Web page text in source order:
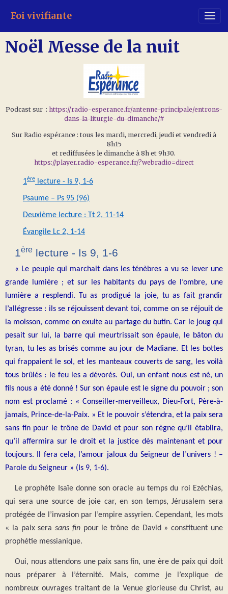
Foi vivifiante
Noël Messe de la nuit
Podcast sur : https://radio-esperance.fr/antenne-principale/entrons-
dans-la-liturgie-du-dimanche/#
Sur Radio espérance : tous les mardi, mercredi, jeudi et vendredi à
8h15
et rediffusées le dimanche à 8h et 9h30.
https://player.radio-esperance.fr/?webradio=direct
1èrelecture - Is 9, 1-6
Psaume – Ps 95 (96)
Deuxième lecture : Tt 2, 11-14
Évangile Lc 2, 1-14
1èrelecture - Is 9, 1-6
« Le peuple qui marchait dans les ténèbres a vu se lever une
grande lumière ; et sur les habitants du pays de l’ombre, une
lumière a resplendi. Tu as prodigué la joie, tu as fait grandir
l’allégresse : ils se réjouissent devant toi, comme on se réjouit de
la moisson, comme on exulte au partage du butin. Car le joug qui
pesait sur lui, la barre qui meurtrissait son épaule, le bâton du
tyran, tu les as brisés comme au jour de Madiane. Et les bottes
qui frappaient le sol, et les manteaux couverts de sang, les voilà
tous brûlés : le feu les a dévorés. Oui, un enfant nous est né, un
fils nous a été donné ! Sur son épaule est le signe du pouvoir ; son
nom est proclamé : « Conseiller-merveilleux, Dieu-Fort, Père-à-
jamais, Prince-de-la-Paix. » Et le pouvoir s’étendra, et la paix sera
sans fin pour le trône de David et pour son règne qu’il établira,
qu’il affermira sur le droit et la justice dès maintenant et pour
toujours. Il fera cela, l’amour jaloux du Seigneur de l’univers ! –
Parole du Seigneur » (Is 9, 1-6).
Le prophète Isaïe donne son oracle au temps du roi Ezéchias,
qui sera une source de joie car, en son temps, Jérusalem sera
protégée de l’invasion par l’empire assyrien. Cependant, les mots
« la paix serasans finpour le trône de David » constituent une
prophétie messianique.
Oui, nous attendons une paix sans fin, une ère de paix qui doit
nous préparer à l’éternité. Mais, comme je l’explique de
nombreux ouvrages traitant de la Venue glorieuse du Christ, au